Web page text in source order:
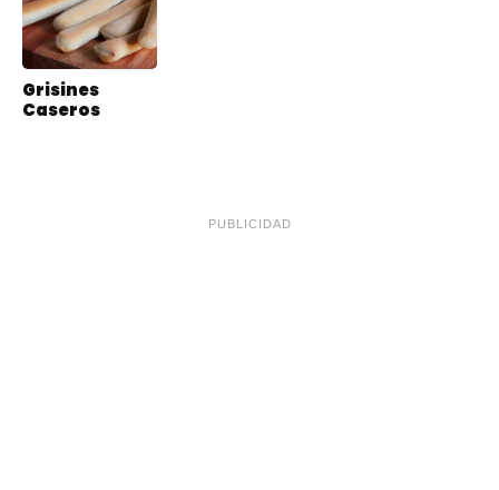
Grisines
Caseros
PUBLICIDAD